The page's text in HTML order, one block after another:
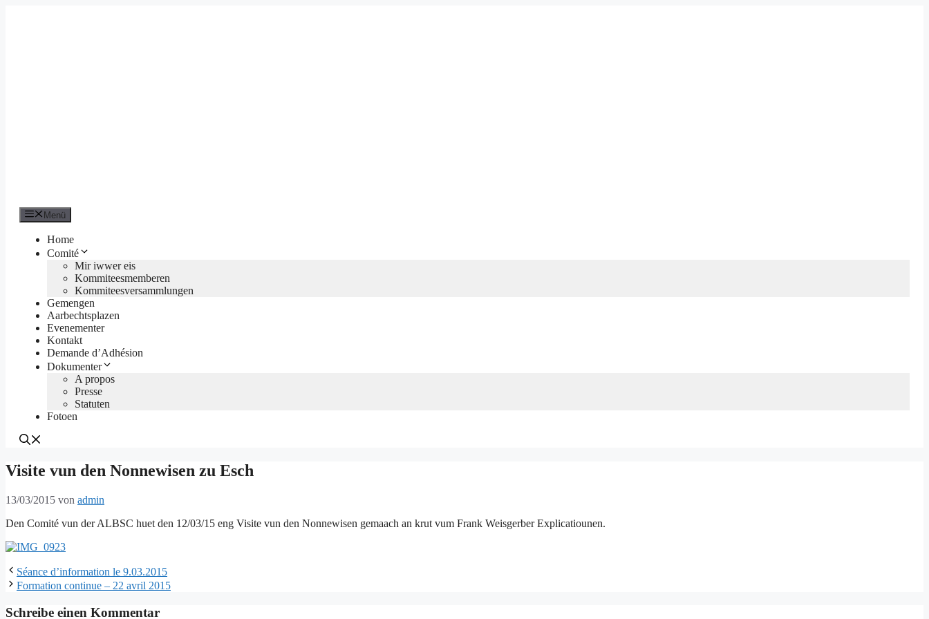
Menü
Home
Comité
Mir iwwer eis
Kommiteesmemberen
Kommiteesversammlungen
Gemengen
Aarbechtsplazen
Evenementer
Kontakt
Demande d’Adhésion
Dokumenter
A propos
Presse
Statuten
Fotoen
Visite vun den Nonnewisen zu Esch
13/03/2015 von admin
Den Comité vun der ALBSC huet den 12/03/15 eng Visite vun den Nonnewisen gemaach an krut vum Frank Weisgerber Explicatiounen.
Séance d’information le 9.03.2015
Formation continue – 22 avril 2015
Schreibe einen Kommentar